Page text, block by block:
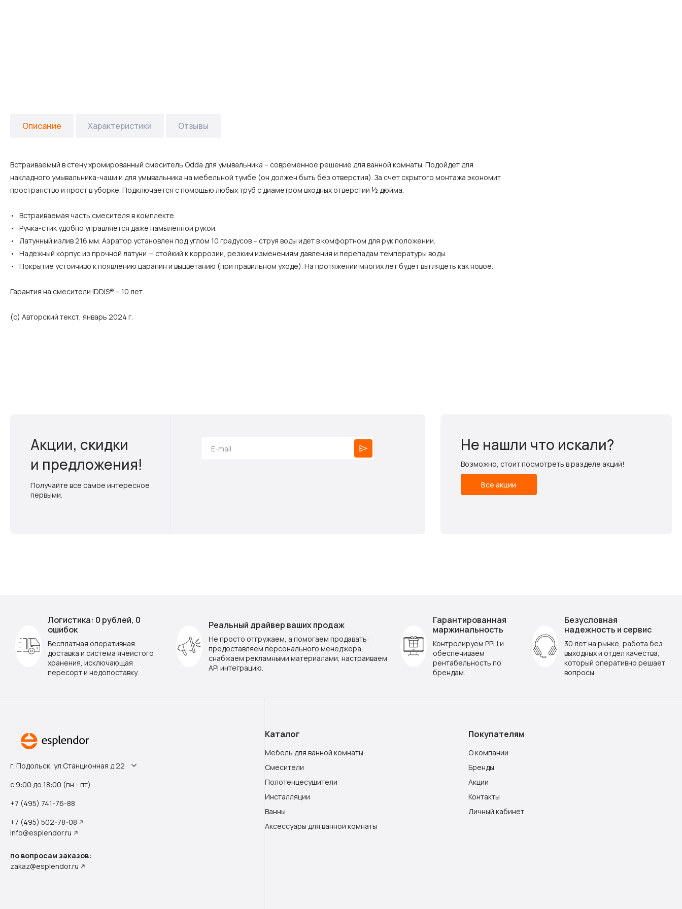
Описание Характеристики Отзывы
Встраиваемый в стену хромированный смеситель Odda для умывальника – современное решение для ванной комнаты. Подойдет для
накладного умывальника-чаши и для умывальника на мебельной тумбе (он должен быть без отверстия). За счет скрытого монтажа экономит
пространство и прост в уборке. Подключается с помощью любых труб с диаметром входных отверстий ½ дюйма.
• Встраиваемая часть смесителя в комплекте.
• Ручка-стик удобно управляется даже намыленной рукой.
• Латунный излив 216 мм. Аэратор установлен под углом 10 градусов – струя воды идет в комфортном для рук положении.
• Надежный корпус из прочной латуни — стойкий к коррозии, резким изменениям давления и перепадам температуры воды.
• Покрытие устойчиво к появлению царапин и выцветанию (при правильном уходе). На протяжении многих лет будет выглядеть как новое.
Гарантия на смесители IDDIS® – 10 лет.
(с) Авторский текст, январь 2024 г.
Акции, скидки
и предложения!
Получайте все самое интересное
первыми.
Не нашли что искали?
Возможно, стоит посмотреть в разделе акций!
Все акции
Логистика: 0 рублей, 0
ошибок
Бесплатная оперативная
доставка и система ячеистого
хранения, исключающая
пересорт и недопоставку.
Реальный драйвер ваших продаж
Не просто отгружаем, а помогаем продавать:
предоставляем персонального менеджера,
снабжаем рекламными материалами, настраиваем
API интеграцию.
Гарантированная
маржинальность
Контролируем РРЦ и
обеспечиваем
рентабельность по
брендам.
Безусловная
надежность и сервис
30 лет на рынке, работа без
выходных и отдел качества,
который оперативно решает
вопросы.
г. Подольск, ул.Станционная д.22
с 9:00 до 18:00 (пн - пт)
+7 (495) 741-76-88
+7 (495) 502-78-08
info@esplendor.ru
по вопросам заказов:
zakaz@esplendor.ru
Каталог
Мебель для ванной комнаты
Смесители
Полотенцесушители
Инсталляции
Ванны
Аксессуары для ванной комнаты
Покупателям
О компании
Бренды
Акции
Контакты
Личный кабинет